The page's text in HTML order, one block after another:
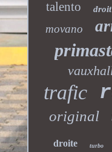
talento droit
movano
trafic
original
droite turbo